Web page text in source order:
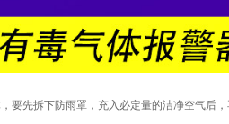
要先拆下防雨罩，充入必定量的洁净空气后